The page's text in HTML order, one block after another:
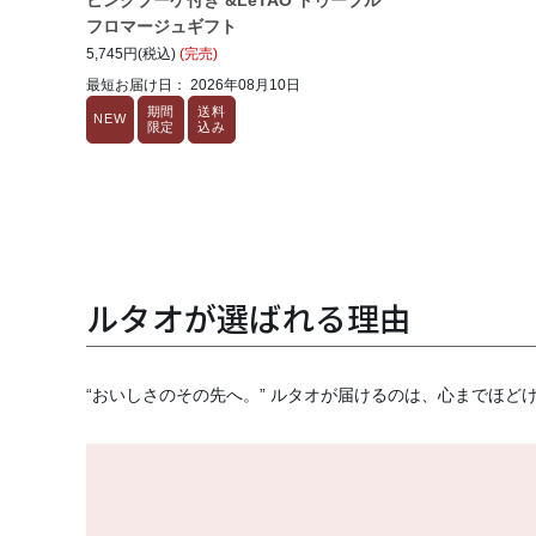
フロマージュギフト
5,745円(税込) (完売)
最短お届け日： 2026年08月10日
NEW
期間
限定
送料
込み
ルタオが選ばれる理由
“おいしさのその先へ。” ルタオが届けるのは、心までほど